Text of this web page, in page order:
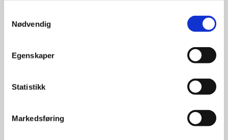
Nødvendig
Egenskaper
Statistikk
Markedsføring